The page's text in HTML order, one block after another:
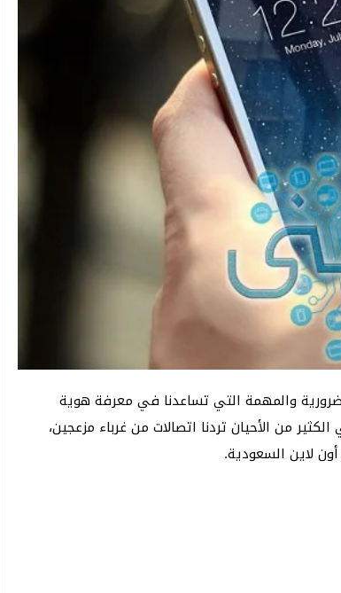
والمهمة التي تساعدنا في معرفة هوية
من الأحيان تردنا اتصالات من غرباء مزعجين،
لاين السعودية.